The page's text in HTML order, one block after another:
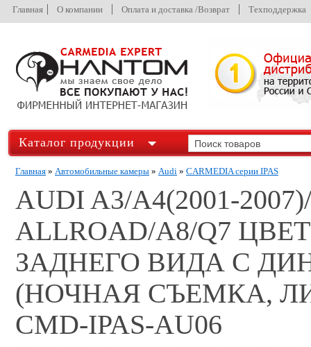
Главная О компании Оплата и доставка /Возврат Техподдержка
Каталог продукции
Главная » Автомобильные камеры » Audi » CARMEDIA серии IPAS
AUDI A3/A4(2001-
ALLROAD/A8/Q7
ЗАДНЕГО ВИДА С
(НОЧНАЯ СЪЕМКА,
CMD-IPAS-AU06